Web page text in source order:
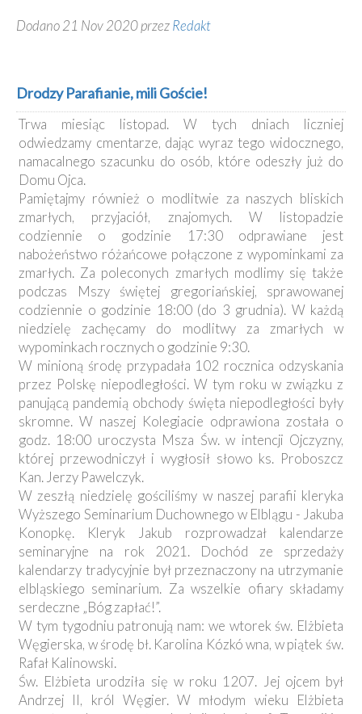
Dodano 21 Nov 2020 przezRedakt
Drodzy Parafianie, mili Goście!
Trwa miesiąc listopad. W tych dniach liczniej
odwiedzamy cmentarze, dając wyraz tego widocznego,
namacalnego szacunku do osób, które odeszły już do
Domu Ojca.
Pamiętajmy również o modlitwie za naszych bliskich
zmarłych, przyjaciół, znajomych. W listopadzie
codziennie o godzinie 17:30 odprawiane jest
nabożeństwo różańcowe połączone z wypominkami za
zmarłych. Za poleconych zmarłych modlimy się także
podczas Mszy świętej gregoriańskiej, sprawowanej
codziennie o godzinie 18:00 (do 3 grudnia). W każdą
niedzielę zachęcamy do modlitwy za zmarłych w
wypominkach rocznych o godzinie 9:30.
W minioną środę przypadała 102 rocznica odzyskania
przez Polskę niepodległości. W tym roku w związku z
panującą pandemią obchody święta niepodległości były
skromne. W naszej Kolegiacie odprawiona została o
godz. 18:00 uroczysta Msza Św. w intencji Ojczyzny,
której przewodniczył i wygłosił słowo ks. Proboszcz
Kan. Jerzy Pawelczyk.
W zeszłą niedzielę gościliśmy w naszej parafii kleryka
Wyższego Seminarium Duchownego w Elblągu - Jakuba
Konopkę. Kleryk Jakub rozprowadzał kalendarze
seminaryjne na rok 2021. Dochód ze sprzedaży
kalendarzy tradycyjnie był przeznaczony na utrzymanie
elbląskiego seminarium. Za wszelkie ofiary składamy
serdeczne „Bóg zapłać!”.
W tym tygodniu patronują nam: we wtorek św. Elżbieta
Węgierska, w środę bł. Karolina Kózkó wna, w piątek św.
Rafał Kalinowski.
Św. Elżbieta urodziła się w roku 1207. Jej ojcem był
Andrzej II, król Węgier. W młodym wieku Elżbieta